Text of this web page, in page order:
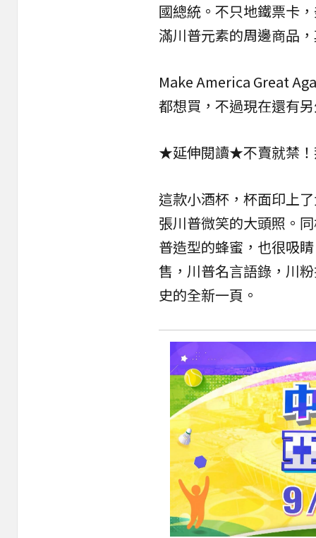
國總統。不只地鐵票卡
滿川普元素的周邊商品
Make America Great
都想買，不過現在還有
★延伸閱讀★不賣就禁
這款小酒杯，杯面印上
張川普微笑的大頭照。
普造型的蜂蜜，也很吸
售，川普名言語錄，川
史的全新一頁。